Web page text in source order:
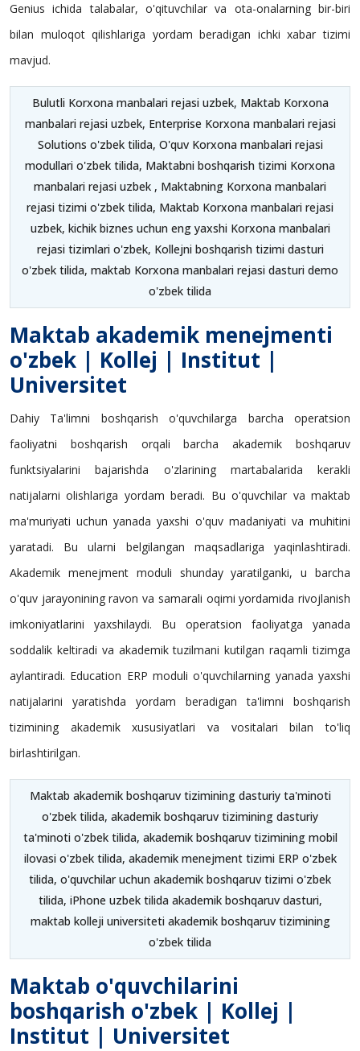
Genius ichida talabalar, o'qituvchilar va ota-onalarning bir-biri
bilan muloqot qilishlariga yordam beradigan ichki xabar tizimi
mavjud.
Bulutli Korxona manbalari rejasi uzbek, Maktab Korxona
manbalari rejasi uzbek, Enterprise Korxona manbalari rejasi
Solutions o'zbek tilida, O'quv Korxona manbalari rejasi
modullari o'zbek tilida, Maktabni boshqarish tizimi Korxona
manbalari rejasi uzbek , Maktabning Korxona manbalari
rejasi tizimi o'zbek tilida, Maktab Korxona manbalari rejasi
uzbek, kichik biznes uchun eng yaxshi Korxona manbalari
rejasi tizimlari o'zbek, Kollejni boshqarish tizimi dasturi
o'zbek tilida, maktab Korxona manbalari rejasi dasturi demo
o'zbek tilida
Maktab akademik menejmenti
o'zbek | Kollej | Institut |
Universitet
Dahiy Ta'limni boshqarish o'quvchilarga barcha operatsion
faoliyatni boshqarish orqali barcha akademik boshqaruv
funktsiyalarini bajarishda o'zlarining martabalarida kerakli
natijalarni olishlariga yordam beradi. Bu o'quvchilar va maktab
ma'muriyati uchun yanada yaxshi o'quv madaniyati va muhitini
yaratadi. Bu ularni belgilangan maqsadlariga yaqinlashtiradi.
Akademik menejment moduli shunday yaratilganki, u barcha
o'quv jarayonining ravon va samarali oqimi yordamida rivojlanish
imkoniyatlarini yaxshilaydi. Bu operatsion faoliyatga yanada
soddalik keltiradi va akademik tuzilmani kutilgan raqamli tizimga
aylantiradi. Education ERP moduli o'quvchilarning yanada yaxshi
natijalarini yaratishda yordam beradigan ta'limni boshqarish
tizimining akademik xususiyatlari va vositalari bilan to'liq
birlashtirilgan.
Maktab akademik boshqaruv tizimining dasturiy ta'minoti
o'zbek tilida, akademik boshqaruv tizimining dasturiy
ta'minoti o'zbek tilida, akademik boshqaruv tizimining mobil
ilovasi o'zbek tilida, akademik menejment tizimi ERP o'zbek
tilida, o'quvchilar uchun akademik boshqaruv tizimi o'zbek
tilida, iPhone uzbek tilida akademik boshqaruv dasturi,
maktab kolleji universiteti akademik boshqaruv tizimining
o'zbek tilida
Maktab o'quvchilarini
boshqarish o'zbek | Kollej |
Institut | Universitet